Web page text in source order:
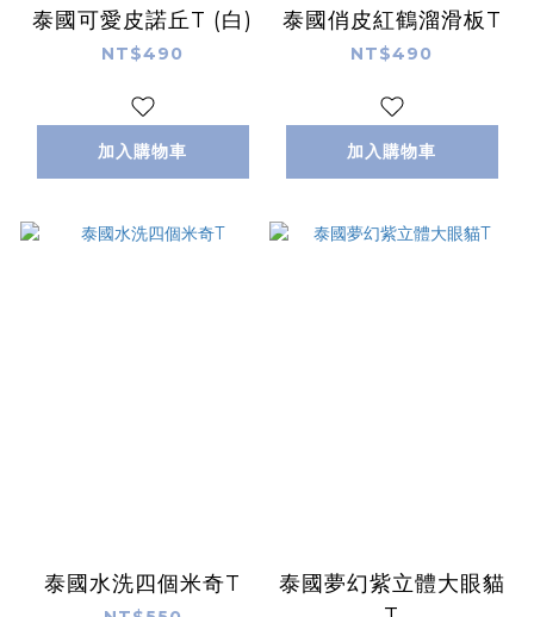
泰國可愛皮諾丘T (白)
NT$490
加入購物車
泰國俏皮紅鶴溜滑板T
NT$490
加入購物車
泰國水洗四個米奇T
泰國夢幻紫立體大眼貓